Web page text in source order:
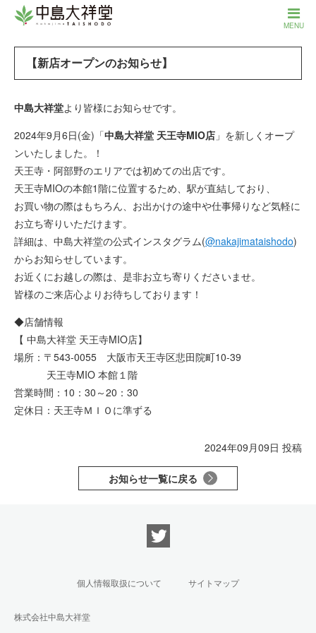
MENU
【新店オープンのお知らせ】
中島大祥堂より皆様にお知らせです。
2024年9月6日(金)「中島大祥堂 天王寺MIO店 」を新しくオープ
ンいたしました。！
天王寺・阿部野のエリアでは初めての出店です。
天王寺MIOの本館1階に位置するため、駅が直結しており、
お買い物の際はもちろん、お出かけの途中や仕事帰りなど気軽に
お立ち寄りいただけます。
詳細は、中島大祥堂の公式インスタグラム(@nakajimataishodo)
からお知らせしています。
お近くにお越しの際は、是非お立ち寄りくださいませ。
皆様のご来店心よりお待ちしております！
◆店舗情報
【 中島大祥堂 天王寺MIO店】
場所：〒543-0055 大阪市天王寺区悲田院町10-39
天王寺MIO 本館１階
営業時間：10：30～20：30
定休日：天王寺ＭＩＯに準ずる
2024年09月09日 投稿
お知らせ一覧に戻る
個人情報取扱について サイトマップ
株式会社中島大祥堂